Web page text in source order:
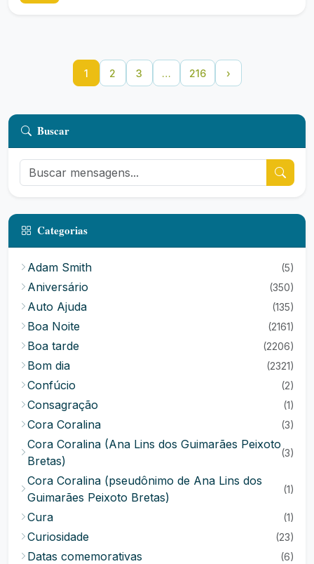
1 2 3 … 216 ›
Buscar
Categorias
Adam Smith (5)
Aniversário (350)
Auto Ajuda (135)
Boa Noite (2161)
Boa tarde (2206)
Bom dia (2321)
Confúcio (2)
Consagração (1)
Cora Coralina (3)
Cora Coralina (Ana Lins dos Guimarães Peixoto
Bretas)
(3)
Cora Coralina (pseudônimo de Ana Lins dos
Guimarães Peixoto Bretas)
(1)
Cura (1)
Curiosidade (23)
Datas comemorativas (6)